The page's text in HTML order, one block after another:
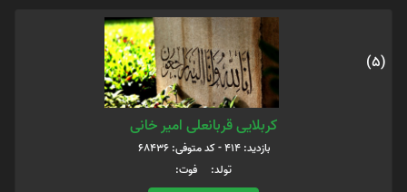
(5)
کربلایی قربانعلی امیر خانی
بازدید: 414 - کد متوفی: 68436
تولد: فوت: